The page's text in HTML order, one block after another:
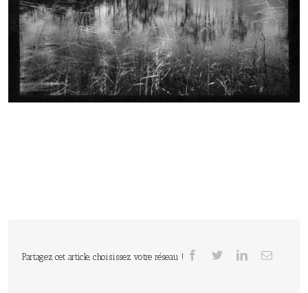
Partagez cet article, choisissez votre réseau !